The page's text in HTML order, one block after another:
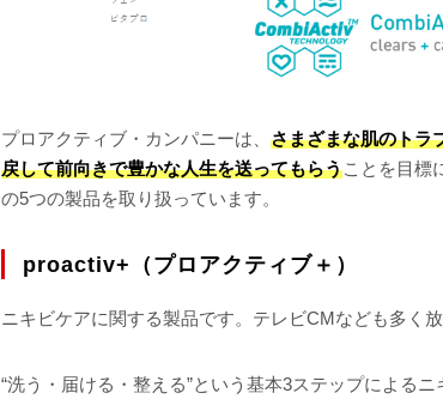
プロアクティブ・カンパニーは、 さまざまな肌のトラ
戻して前向きで豊かな人生を送ってもらうことを目標
の5つの製品を取り扱っています。
proactiv+（プロアクティブ＋）
ニキビケアに関する製品です。テレビCMなども多く
“洗う・届ける・整える”という基本3ステップによる